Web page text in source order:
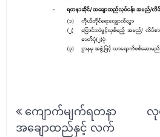
navigation
ကျောက်မျက်ရတနာ
အချောထည်နှင့် လက်
လု